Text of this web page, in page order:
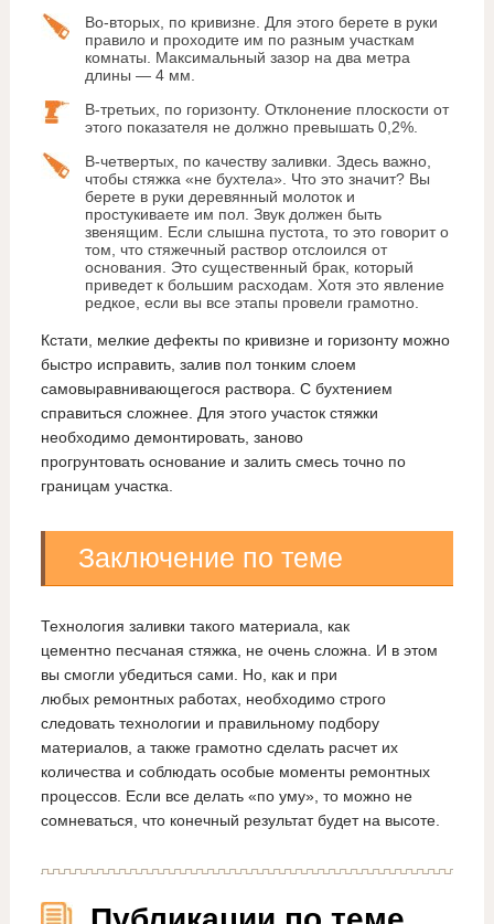
Во-вторых, по кривизне. Для этого берете в руки
правило и проходите им по разным участкам
комнаты. Максимальный зазор на два метра
длины — 4 мм.
В-третьих, по горизонту. Отклонение плоскости от
этого показателя не должно превышать 0,2%.
В-четвертых, по качеству заливки. Здесь важно,
чтобы стяжка «не бухтела». Что это значит? Вы
берете в руки деревянный молоток и
простукиваете им пол. Звук должен быть
звенящим. Если слышна пустота, то это говорит о
том, что стяжечный раствор отслоился от
основания. Это существенный брак, который
приведет к большим расходам. Хотя это явление
редкое, если вы все этапы провели грамотно.
Кстати, мелкие дефекты по кривизне и горизонту можно
быстро исправить, залив пол тонким слоем
самовыравнивающегося раствора. С бухтением
справиться сложнее. Для этого участок стяжки
необходимо демонтировать, заново
прогрунтовать основание и залить смесь точно по
границам участка.
Заключение по теме
Технология заливки такого материала, как
цементно песчаная стяжка, не очень сложна. И в этом
вы смогли убедиться сами. Но, как и при
любых ремонтных работах, необходимо строго
следовать технологии и правильному подбору
материалов, а также грамотно сделать расчет их
количества и соблюдать особые моменты ремонтных
процессов. Если все делать «по уму», то можно не
сомневаться, что конечный результат будет на высоте.